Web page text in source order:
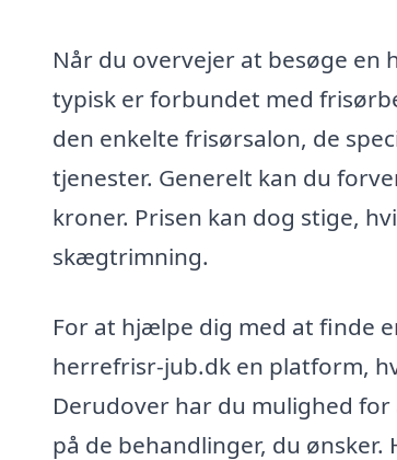
Når du overvejer at besøge
typisk er forbundet med
den enkelte frisørsalon, de
tjenester. Generelt kan du
kroner. Prisen kan dog stige,
skægtrimning.
For at hjælpe dig med at finde
herrefrisr-jub.dk en platform,
Derudover har du mulighed
på de behandlinger, du